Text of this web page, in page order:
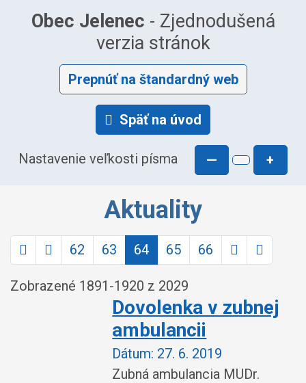
Obec Jelenec - Zjednodušená
verzia stránok
Prepnúť na štandardný web
Späť na úvod
Nastavenie veľkosti písma — +
Aktuality
62 63 64 65 66
Zobrazené 1891 -1920 z 2029
Dovolenka v zubnej
ambulancii
Dátum: 27. 6. 2019
Zubná ambulancia MUDr.